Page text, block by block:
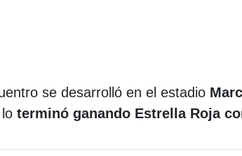
se desarrolló en el estadio
terminó ganando Estrella Roja